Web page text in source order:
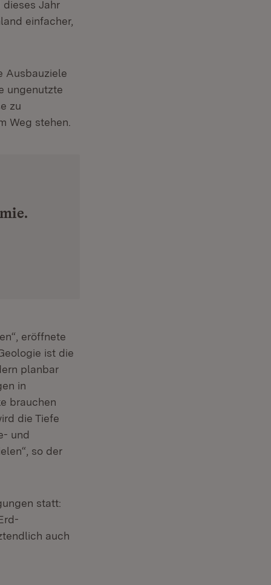
dieses Jahr
einfacher,
Aus­bauziele
ungenutzte
zu
Weg stehen.
eröffnete
ist die
planbar
in
brauchen
die Tiefe
und
so der
statt:
auch